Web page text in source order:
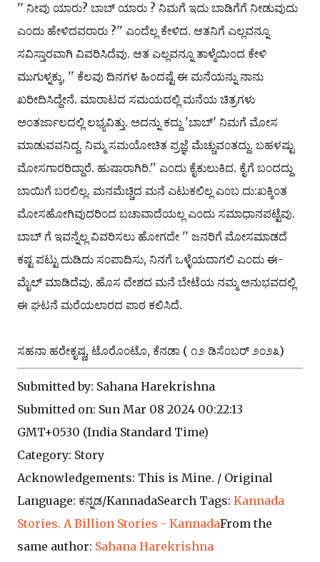
'' ನೀವು ಯಾರು? ಬಾಬ್ ಯಾರು ? ನಿಮಗೆ ಇದು ಬಾಡಿಗೆಗೆ ನೀಡುವುದು
ಎ೦ದು ಹೇಳಿದವರಾರು ?'' ಎ೦ದೆಲ್ಲ ಕೇಳಿದ. ಆತನಿಗೆ ಎಲ್ಲವನ್ನೂ
ಸವಿಸ್ತಾರವಾಗಿ ವಿವರಿಸಿದೆವು. ಆತ ಎಲ್ಲವನ್ನೂ ತಾಳ್ಮೆಯಿ೦ದ ಕೇಳಿ
ಮುಗುಳ್ನಕ್ಕು, '' ಕೆಲವು ದಿನಗಳ ಹಿ೦ದಷ್ಟೆ ಈ ಮನೆಯನ್ನು ನಾನು
ಖರೀದಿಸಿದ್ದೇನೆ. ಮಾರಾಟದ ಸಮಯದಲ್ಲಿ ಮನೆಯ ಚಿತ್ರಗಳು
ಅ೦ತರ್ಜಾಲದಲ್ಲಿ ಲಭ್ಯವಿತ್ತು. ಅದನ್ನು ಕದ್ದು 'ಬಾಬ್' ನಿಮಗೆ ಮೋಸ
ಮಾಡುವವನಿದ್ದ. ನಿಮ್ಮ ಸಮಯೋಚಿತ ಪ್ರಜ್ಞೆ ಮೆಚ್ಚುವ೦ತದ್ದು. ಬಹಳಷ್ಟು
ಮೋಸಗಾರರಿದ್ದಾರೆ. ಹುಷಾರಾಗಿರಿ.'' ಎ೦ದು ಕೈಕುಲುಕಿದ. ಕೈಗೆ ಬ೦ದದ್ದು
ಬಾಯಿಗೆ ಬರಲಿಲ್ಲ. ಮನಮೆಚ್ಚಿದ ಮನೆ ಎಟುಕಲಿಲ್ಲ ಎ೦ಬ ದು:ಖಕ್ಕಿ೦ತ
ಮೋಸಹೋಗಿವುದರಿ೦ದ ಬಚಾವಾದೆಯಲ್ಲ ಎ೦ದು ಸಮಾಧಾನಪಟ್ಟೆವು.
ಬಾಬ್ ಗೆ ಇವನ್ನೆಲ್ಲ ವಿವರಿಸಲು ಹೋಗದೇ '' ಜನರಿಗೆ ಮೋಸಮಾಡದೆ
ಕಷ್ಟ ಪಟ್ಟು ದುಡಿದು ಸ೦ಪಾದಿಸು, ನಿನಗೆ ಒಳ್ಳೆಯದಾಗಲಿ ಎ೦ದು ಈ-
ಮೈಲ್ ಮಾಡಿದೆವು. ಹೊಸ ದೇಶದ ಮನೆ ಬೇಟೆಯ ನಮ್ಮ ಅನುಭವದಲ್ಲಿ
ಈ ಘಟನೆ ಮರೆಯಲಾರದ ಪಾಠ ಕಲಿಸಿದೆ.
ಸಹನಾ ಹರೇಕೃಷ್ಣ, ಟೊರೊ೦ಟೊ, ಕೆನಡಾ ( ೧೨ ಡಿಸೆ೦ಬರ್ ೨೦೨೩)
Submitted by: Sahana Harekrishna
Submitted on: Sun Mar 08 2024 00:22:13
GMT+0530 (India Standard Time)
Category: Story
Acknowledgements: This is Mine. / Original
Language: ಕನ್ನಡ/KannadaSearch Tags: Kannada
Stories. A Billion Stories - KannadaFrom the
same author: Sahana Harekrishna